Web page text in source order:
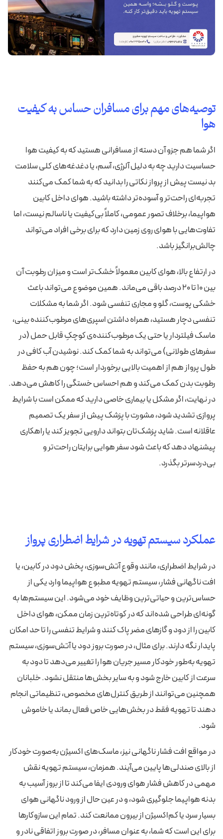
توصیه‌های مهم برای مسافران حساس به کیفیت
هوا
اگر شما هم جزو آن دسته از مسافرانی هستید که به کیفیت هوا
حساسیت دارید چه به دلیل آلرژی، آسم، یا دغدغه‌های کلی سلامت
بد نیست پیش از پرواز نکاتی را بدانید که به شما کمک می‌کنند
تجربه‌ای راحت‌تر و آسوده‌تر داشته باشید. هوای داخل کابین
هواپیما، برخلاف تصور عمومی، کاملاً بی‌کیفیت یا ناسالم نیست، اما
تفاوت‌هایی با هوای روی زمین دارد که برای برخی افراد می‌تواند
چالش‌برانگیز باشد.
در ارتفاع بالا، هوای کابین معمولاً خشک‌تر است و میزان رطوبت آن
بین ۱۰ تا ۲۰ درصد باقی می‌ماند. همین موضوع می‌تواند باعث
خشکی پوست، گلو و مجاری تنفسی شود. اگر شما به مشکلات
تنفسی دچار هستید، همراه داشتن اسپری‌های مرطوب‌کننده بینی،
ماسک فیلتر‌دار یا حتی یک مرطوب‌کننده‌ی کوچکِ قابل حمل (در
سفرهای طولانی) می‌تواند به شما کمک کند. نوشیدن آب کافی در
طول پرواز هم از اهمیت بالایی برخوردار است؛ چون هم به حفظ
رطوبت بدن کمک می‌کند و هم احساس خستگی را کاهش می‌دهد.
در نهایت، اگر مشکل یا بیماری خاصی دارید که ممکن است با شرایط
پروازی تشدید شود، مشورت با پزشک پیش از سفر یک تصمیم
عاقلانه است. شاید پزشک‌تان بتواند دارویی تجویز کند یا راهکاری
پیشنهاد دهد که باعث شود سفر هوایی برایتان راحت‌تر و
بی‌دردسرتر بگذرد.
عملکرد سیستم تهویه در شرایط اضطراری پرواز
در شرایط اضطراری، مانند وقوع آتش‌سوزی، پخش دود در کابین، یا
افت ناگهانی فشار، سیستم تهویه مطبوع هواپیما وارد یکی از
حساس‌ترین و حیاتی‌ترین وظایف خود می‌شود. این سیستم‌ها به
گونه‌ای طراحی شده‌اند که در کوتاه‌ترین زمان ممکن، هوای داخل
کابین را از دود و گازهای مضر پاک کنند و شرایط تنفسی را تا حد امکان
پایدار نگه دارند. برای مثال، در صورت بروز دود یا آتش‌سوزی، سیستم
تهویه به‌طور خودکار مسیر جریان هوا را تغییر می‌دهد تا دود به
سرعت از کابین خارج شود و به سایر بخش‌ها منتقل نشود. خلبانان
همچنین می‌توانند از طریق کنترل‌های مخصوص، تنظیماتی انجام
دهند تا تهویه فقط در بخش‌هایی خاص فعال بماند یا خاموش
شود.
در مواقع افت فشار ناگهانی نیز، ماسک‌های اکسیژن به‌صورت خودکار
از بالای صندلی‌ها پایین می‌آیند. همزمان، سیستم تهویه نقش
مهمی در کاهش فشار هوای ورودی ایفا می‌کند تا از بروز آسیب به
بدنه هواپیما جلوگیری شود، و در عین حال از ورود ناگهانی هوای
بسیار سرد یا کم‌اکسیژن از بیرون ممانعت کند. تمام این سازوکارها
برای این است که شما، به عنوان مسافر، در صورت بروز اتفاقی نادر و